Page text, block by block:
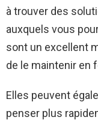
à trouver des
auxquels vous
sont un excellent
de le maintenir en
Elles peuvent
penser plus